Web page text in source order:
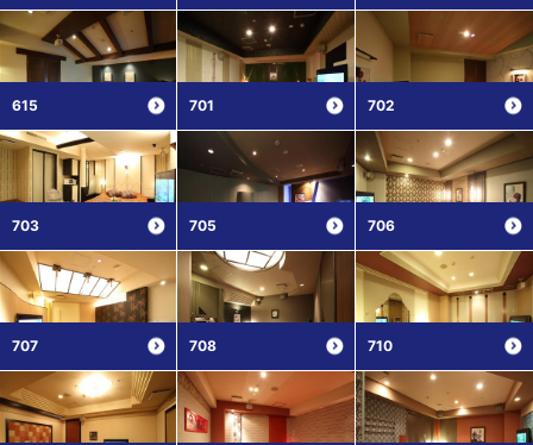
615 701 702
703 705 706
707 708 710